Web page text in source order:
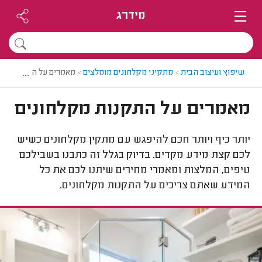
מידרג
שיפוץ ועיצוב הבית> מתקיני מקלחונים מומלצים> מאמרים על התקנות
...
מאמרים על התקנות מקלחונים
יותר כיף ויותר חכם להיפגש עם מתקין מקלחונים כשיש
לכם קצת מידע מקדים. בדיוק בגלל זה כתבנו בשבילכם
טיפים, המלצות ומאמרי מחירים שיתנו לכם את כל
המידע שאתם צריכים על התקנות מקלחונים.